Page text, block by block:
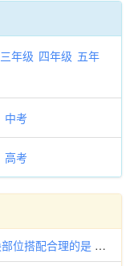
三年级 四年级 五年
中考
高考
下列动物及其气体交换部位搭配合理的是 ①蚯蚓—体壁 ②鲫鱼—鳃 ③家鸽—肺和气囊 ④青蛙—鳃和皮肤 ⑤家兔—肺 A